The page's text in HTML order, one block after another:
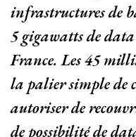
infrastructures de
5 gigawatts de
France. Les 45
la palier simple de
autoriser de
de possibilité de